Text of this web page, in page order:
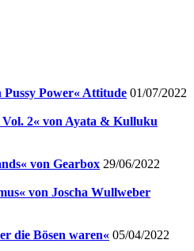
Power« Attitude 01/07/2022
Vol. 2« von Ayata & Kulluku
von Gearbox 29/06/2022
von Joscha Wullweber
die Bösen waren« 05/04/2022